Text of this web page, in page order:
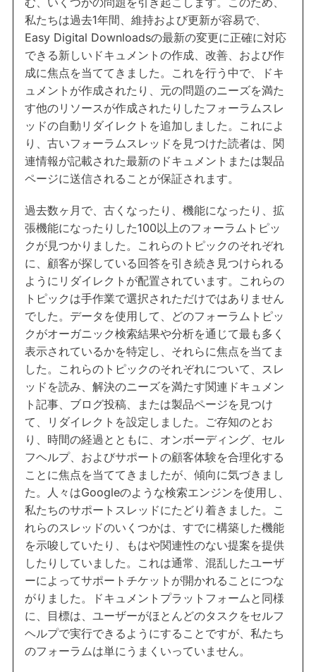
私たちは過去1年間、維持および更新が容易で、
Easy Digital Downloadsの最新の変更に正確に対応
できる新しいドキュメントの作成、改善、および作
成に焦点を当ててきました。これを行う中で、ドキ
ュメントが作成されたり、元の問題のニーズを満た
す他のリソースが作成されたりしたフォーラムスレ
ッドの自動リダイレクトを追加しました。これによ
り、古いフォーラムスレッドを見つけた読者は、関
連情報が記載された最新のドキュメントまたは製品
ページに送信されることが保証されます。
過去数ヶ月で、古くなったり、機能になったり、拡
張機能になったりした100以上のフォーラムトピッ
クが見つかりました。これらのトピックのそれぞれ
に、顧客が探している回答を引き続き見つけられる
ようにリダイレクトが配置されています。これらの
トピックは手作業で選択されただけではありません
でした。データを使用して、どのフォーラムトピッ
クがオーガニック検索結果や分析を通じて最も多く
表示されているかを特定し、それらに焦点を当てま
した。これらのトピックのそれぞれについて、スレ
ッドを読み、解決のニーズを満たす関連ドキュメン
ト記事、ブログ投稿、または製品ページを見つけ
て、リダイレクトを設定しました。ご存知のとお
り、時間の経過とともに、オンボーディング、セル
フヘルプ、およびサポートの顧客体験を合理化する
ことに焦点を当ててきましたが、傾向に気づきまし
た。人々はGoogleのような検索エンジンを使用し、
私たちのサポートスレッドにたどり着きました。こ
れらのスレッドのいくつかは、すでに構築した機能
を示唆していたり、もはや関連性のない提案を提供
したりしていました。これは通常、混乱したユーザ
ーによってサポートチケットが開かれることにつな
がりました。ドキュメントプラットフォームと同様
に、目標は、ユーザーがほとんどのタスクをセルフ
ヘルプで実行できるようにすることですが、私たち
のフォーラムは単にうまくいっていません。